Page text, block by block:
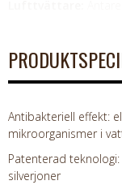
Antibakteriell effekt:
mikroorganismer i
Patenterad
silverjoner